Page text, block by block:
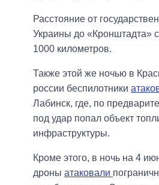
Расстояние от
Украины до «Кронштадта»
1000 километров.
Также этой же ночью в
россии беспилотники
Лабинск, где, по
под удар попал объект
инфраструктуры.
Кроме этого, в ночь на 4
дроны атаковали